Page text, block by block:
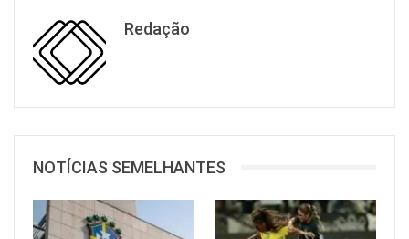
Redação
NOTÍCIAS SEMELHANTES